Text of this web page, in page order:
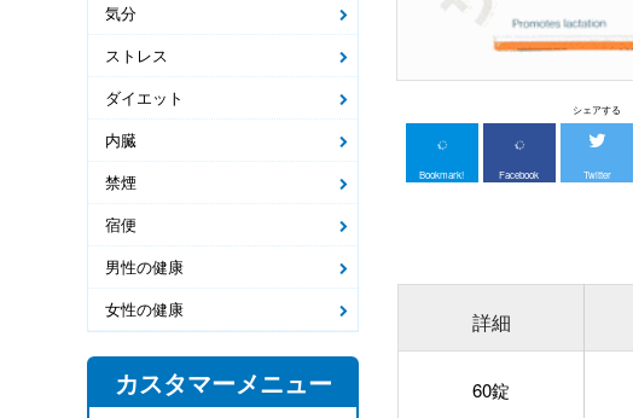
気分
ストレス
ダイエット
内臓
禁煙
宿便
男性の健康
女性の健康
カスタマーメニュー
シェアする
Bookmark! Facebook Twitter
詳細
60錠